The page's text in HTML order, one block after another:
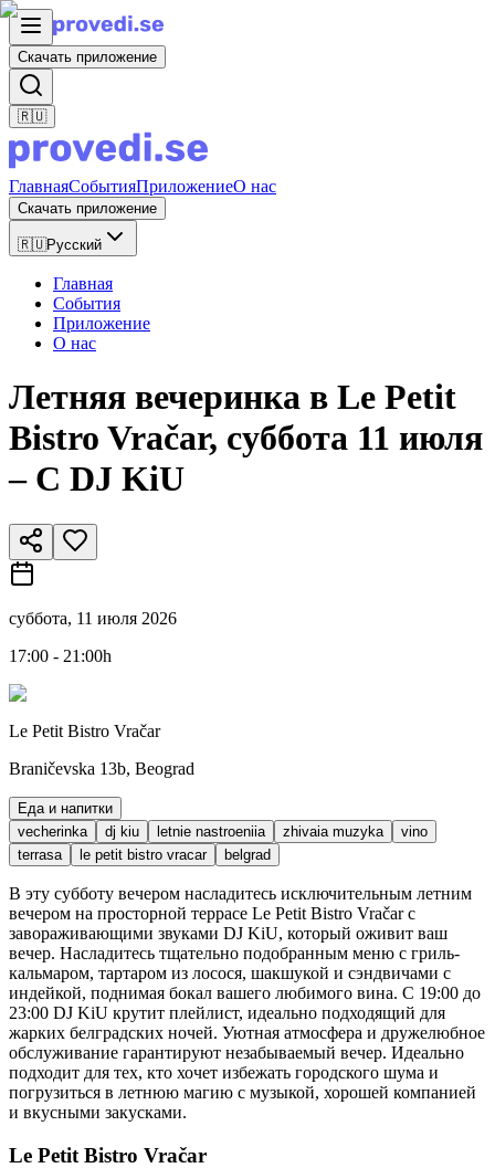
Скачать приложение
🇷🇺
ГлавнаяСобытияПриложениеО нас
Скачать приложение
🇷🇺Русский
Главная
События
Приложение
О нас
Летняя вечеринка в Le Petit
Bistro Vračar, суббота 11 июля
– С DJ KiU
суббота, 11 июля 2026
17:00 - 21:00h
Le Petit Bistro Vračar
Braničevska 13b, Beograd
Еда и напитки
vecherinka
dj kiu letnie nastroeniia zhivaia muzyka
vino
terrasa
le petit bistro vracar belgrad
В эту субботу вечером насладитесь исключительным летним
вечером на просторной террасе Le Petit Bistro Vračar с
завораживающими звуками DJ KiU, который оживит ваш
вечер. Насладитесь тщательно подобранным меню с гриль-
кальмаром, тартаром из лосося, шакшукой и сэндвичами с
индейкой, поднимая бокал вашего любимого вина. С 19:00 до
23:00 DJ KiU крутит плейлист, идеально подходящий для
жарких белградских ночей. Уютная атмосфера и дружелюбное
обслуживание гарантируют незабываемый вечер. Идеально
подходит для тех, кто хочет избежать городского шума и
погрузиться в летнюю магию с музыкой, хорошей компанией
и вкусными закусками.
Le Petit Bistro Vračar